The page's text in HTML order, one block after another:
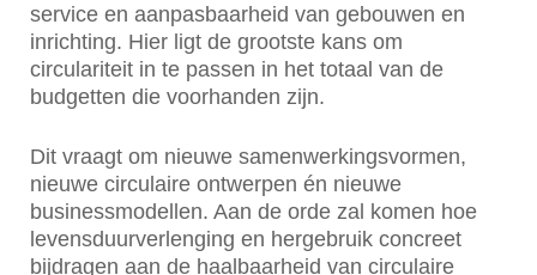
service en aanpasbaarheid van gebouwen en
inrichting. Hier ligt de grootste kans om
circulariteit in te passen in het totaal van de
budgetten die voorhanden zijn.
Dit vraagt om nieuwe samenwerkingsvormen,
nieuwe circulaire ontwerpen én nieuwe
businessmodellen. Aan de orde zal komen hoe
levensduurverlenging en hergebruik concreet
bijdragen aan de haalbaarheid van circulaire